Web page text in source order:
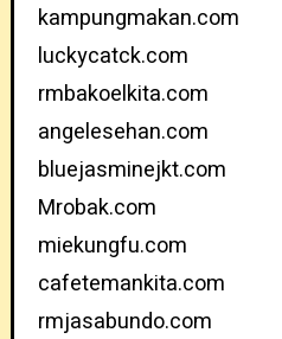
kampungmakan.com
luckycatck.com
rmbakoelkita.com
angelesehan.com
bluejasminejkt.com
Mrobak.com
miekungfu.com
cafetemankita.com
rmjasabundo.com